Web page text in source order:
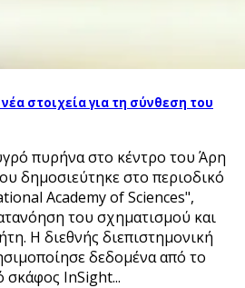
στοιχεία για τη σύνθεση του
πυρήνα στο κέντρο του Άρη
δημοσιεύτηκε στο περιοδικό
Academy of Sciences",
του σχηματισμού και
Η διεθνής διεπιστημονική
δεδομένα από το
σκάφος InSight...